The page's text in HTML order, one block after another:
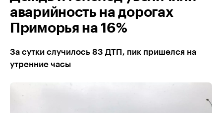
аварийность на дорогах
Приморья на 16%
За сутки случилось 83 ДТП, пик пришелся на
утренние часы